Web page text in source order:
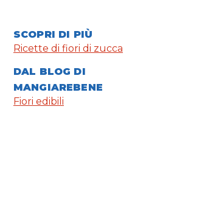
SCOPRI DI PIÙ
Ricette di fiori di zucca
DAL BLOG DI
MANGIAREBENE
Fiori edibili